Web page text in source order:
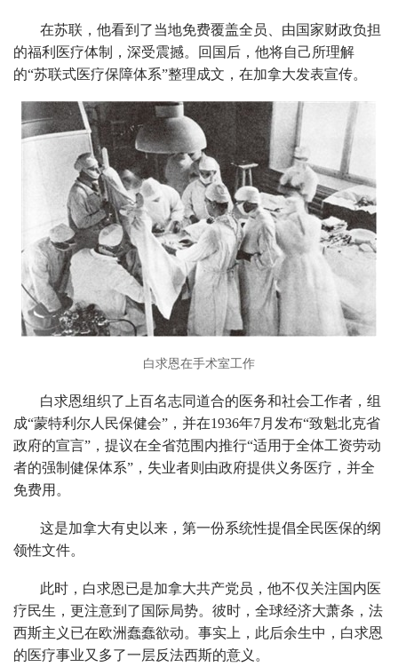
在苏联，他看到了当地免费覆盖全员、由国家财政负担
的福利医疗体制，深受震撼。回国后，他将自己所理解
的“苏联式医疗保障体系”整理成文，在加拿大发表宣传。
白求恩在手术室工作
白求恩组织了上百名志同道合的医务和社会工作者，组
成“蒙特利尔人民保健会”，并在1936年7月发布“致魁北克省
政府的宣言”，提议在全省范围内推行“适用于全体工资劳动
者的强制健保体系”，失业者则由政府提供义务医疗，并全
免费用。
这是加拿大有史以来，第一份系统性提倡全民医保的纲
领性文件。
此时，白求恩已是加拿大共产党员，他不仅关注国内医
疗民生，更注意到了国际局势。彼时，全球经济大萧条，法
西斯主义已在欧洲蠢蠢欲动。事实上，此后余生中，白求恩
的医疗事业又多了一层反法西斯的意义。